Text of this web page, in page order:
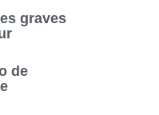
graves
de